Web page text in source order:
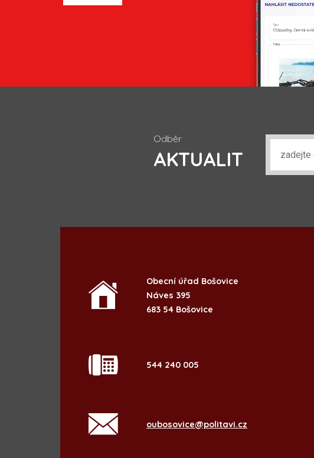
Odběr
AKTUALIT
Obecní úřad Bošovice
Náves 395
683 54 Bošovice
544 240 005
oubosovice@politavi.cz